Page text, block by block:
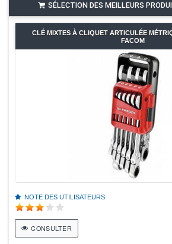
SÉLECTION DES MEILLEURS
CLÉ MIXTES À CLIQUET ARTICULÉE
FACOM
NOTE DES UTILISATEURS
CONSULTER